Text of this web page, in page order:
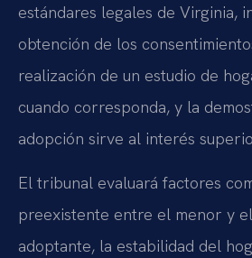
estándares legales de Virginia,
obtención de los
realización de un estudio de
cuando corresponda, y la
adopción sirve al interés
El tribunal evaluará factores
preexistente entre el menor y
adoptante, la estabilidad del